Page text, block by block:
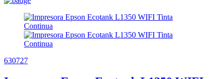
630727